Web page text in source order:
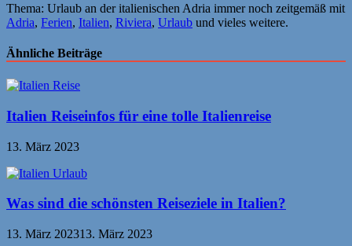
Thema: Urlaub an der italienischen Adria immer noch zeitgemäß mit
Adria, Ferien, Italien, Riviera, Urlaub und vieles weitere.
Ähnliche Beiträge
Italien Reiseinfos für eine tolle Italienreise
13. März 2023
Was sind die schönsten Reiseziele in Italien?
13. März 202313. März 2023